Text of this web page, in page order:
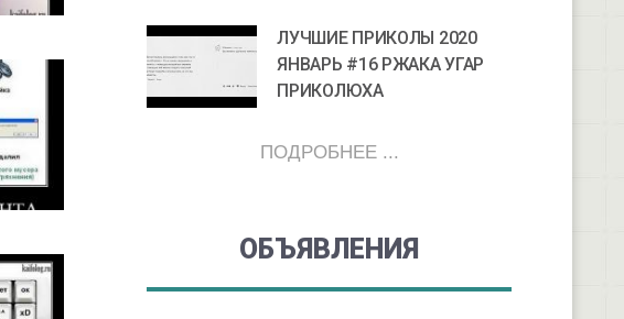
ЛУЧШИЕ ПРИКОЛЫ 2020
ЯНВАРЬ #16 РЖАКА УГАР
ПРИКОЛЮХА
ПОДРОБНЕЕ ...
ОБЪЯВЛЕНИЯ